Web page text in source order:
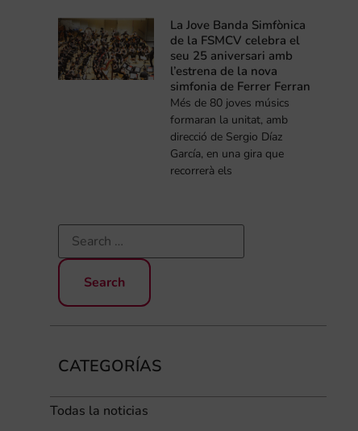
La Jove Banda Simfònica
de la FSMCV celebra el
seu 25 aniversari amb
l’estrena de la nova
simfonia de Ferrer Ferran
Més de 80 joves músics
formaran la unitat, amb
direcció de Sergio Díaz
García, en una gira que
recorrerà els
CATEGORÍAS
Todas la noticias